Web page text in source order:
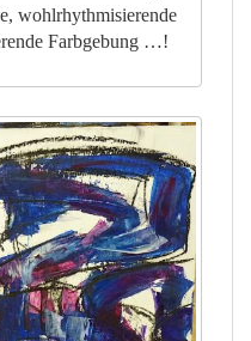
wohlrhythmisierende
Farbgebung …!